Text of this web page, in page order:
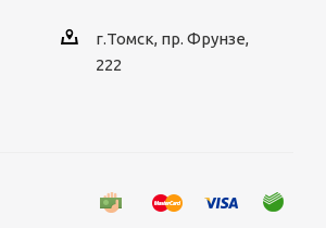
г.Томск, пр. Фрунзе,
222